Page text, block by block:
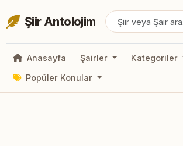
Şiir Antolojim
Anasayfa Şairler
Kategoriler
Popüler Konular